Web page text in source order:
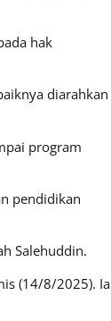
hak
diarahkan
program
pendidikan
Salehuddin.
(14/8/2025). Ia